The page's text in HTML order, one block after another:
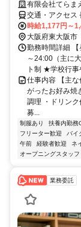
有限会社てらま
交通・アクセス
時給1,177円～
大阪府東大阪市
勤務時間詳細
～24:00（主に
ト制 ★学校行事
仕事内容 【主
がったお好み焼
調理 ・ドリン
募...
制服あり 扶養内勤務
フリーター歓迎
バイ
午前
経験者歓迎 ネ
オープニングスタッフ
業務委託